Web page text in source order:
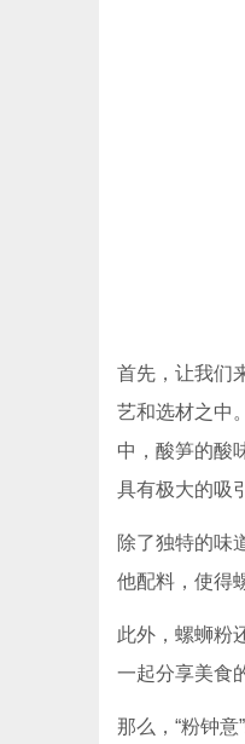
首先，让我们
艺和选材之中
中，酸笋的酸
具有极大的吸
除了独特的味
他配料，使得
此外，螺蛳粉
一起分享美食
那么，“粉钟